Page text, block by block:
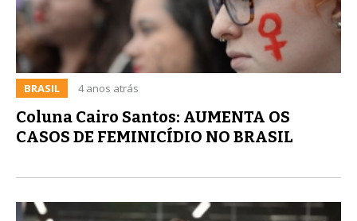
BRASIL 4 anos atrás
Coluna Cairo Santos: AUMENTA OS
CASOS DE FEMINICÍDIO NO BRASIL